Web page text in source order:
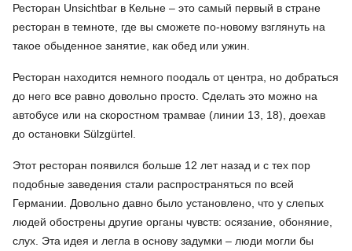
Ресторан Unsichtbar в Кельне – это самый первый в стране
ресторан в темноте, где вы сможете по-новому взглянуть на
такое обыденное занятие, как обед или ужин.
Ресторан находится немного поодаль от центра, но добраться
до него все равно довольно просто. Сделать это можно на
автобусе или на скоростном трамвае (линии 13, 18), доехав
до остановки Sülzgürtel.
Этот ресторан появился больше 12 лет назад и с тех пор
подобные заведения стали распространяться по всей
Германии. Довольно давно было установлено, что у слепых
людей обострены другие органы чувств: осязание, обоняние,
слух. Эта идея и легла в основу задумки – люди могли бы